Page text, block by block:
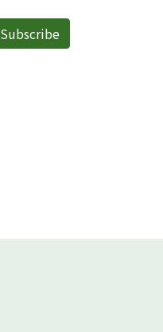
Subscribe